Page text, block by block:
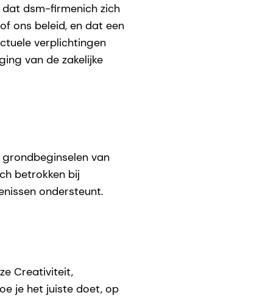
dsm-firmenich zich
ons beleid, en dat een
verplichtingen
van de zakelijke
van
betrokken bij
ondersteunt.
Creativiteit,
je het juiste doet, op